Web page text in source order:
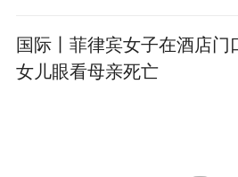
国际丨菲律宾女子在酒店门
女儿眼看母亲死亡